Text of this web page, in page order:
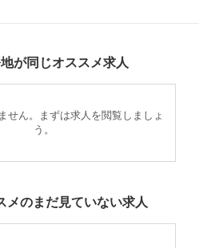
が同じオススメ求人
せん。まずは求人を閲覧しましょ
う。
メのまだ見ていない求人